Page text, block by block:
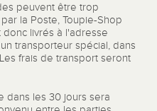
peuvent être trop
la Poste, Toupie-Shop
donc livrés à l'adresse
transporteur spécial, dans
frais de transport seront
dans les 30 jours sera